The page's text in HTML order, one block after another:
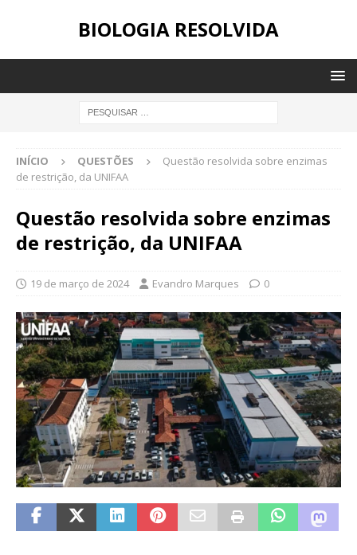
BIOLOGIA RESOLVIDA
INÍCIO QUESTÕES
Questão resolvida sobre enzimas
de restrição, da UNIFAA
Questão resolvida sobre enzimas
de restrição, da UNIFAA
19 de março de 2024 Evandro Marques 0